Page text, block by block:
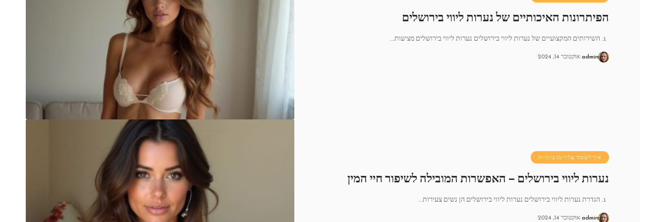
הפיתרונות האיכותיים של נערות ליווי בירושלים
1. השירותים המקצועיים של נערות ליווי בירושלים נערות ליווי בירושלים מציעות …
admin אוקטובר 14, 2024
איך לשמור על רומן בזוגיות
נערות ליווי בירושלים – האפשרות המובילה לשיפור חיי המין
1. הגדרת נערות ליווי בירושלים נערות ליווי בירושלים הן נשים צעירות …
admin אוקטובר 14, 2024